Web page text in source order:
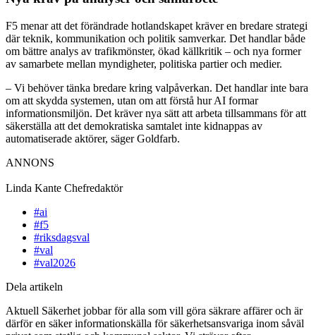
F5 menar att det förändrade hotlandskapet kräver en bredare strategi
där teknik, kommunikation och politik samverkar. Det handlar både
om bättre analys av trafikmönster, ökad källkritik – och nya former
av samarbete mellan myndigheter, politiska partier och medier.
– Vi behöver tänka bredare kring valpåverkan. Det handlar inte bara
om att skydda systemen, utan om att förstå hur AI formar
informationsmiljön. Det kräver nya sätt att arbeta tillsammans för att
säkerställa att det demokratiska samtalet inte kidnappas av
automatiserade aktörer, säger Goldfarb.
ANNONS
Linda Kante Chefredaktör
#ai
#f5
#riksdagsval
#val
#val2026
Dela artikeln
Aktuell Säkerhet jobbar för alla som vill göra säkrare affärer och är
därför en säker informationskälla för säkerhetsansvariga inom såväl